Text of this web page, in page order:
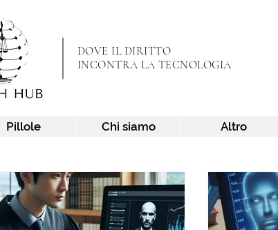
DOVE IL DIRITTO
INCONTRA LA TECNOLOGIA
Pillole Chi siamo Altro